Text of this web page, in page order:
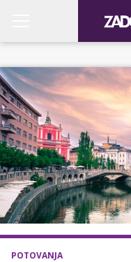
POTOVANJA